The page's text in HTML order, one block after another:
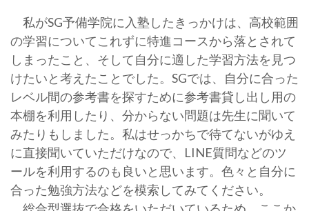
私がSG予備学院に入塾したきっかけは、高校範囲
の学習についてこれずに特進コースから落とされて
しまったこと、そして自分に適した学習方法を見つ
けたいと考えたことでした。SGでは、自分に合った
レベル間の参考書を探すために参考書貸し出し用の
本棚を利用したり、分からない問題は先生に聞いて
みたりもしました。私はせっかちで待てないがゆえ
に直接聞いていただけなので、LINE質問などのツ
ールを利用するのも良いと思います。色々と自分に
合った勉強方法などを模索してみてください。